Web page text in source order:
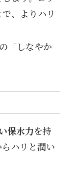
、よりハリ
「しなやか
保水力を持
ハリと潤い